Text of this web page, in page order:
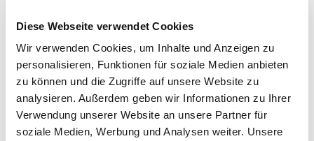
Diese Webseite verwendet Cookies
Wir verwenden Cookies, um Inhalte und Anzeigen zu
personalisieren, Funktionen für soziale Medien anbieten
zu können und die Zugriffe auf unsere Website zu
analysieren. Außerdem geben wir Informationen zu Ihrer
Verwendung unserer Website an unsere Partner für
soziale Medien, Werbung und Analysen weiter. Unsere